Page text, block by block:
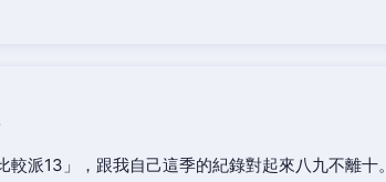
派13」，跟我自己這季的紀錄對起來八九不離十。